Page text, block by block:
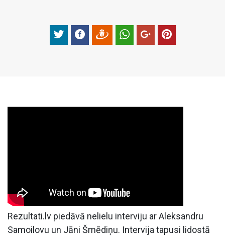
Rezultati.lv piedāvā nelielu interviju ar Aleksandru
Samoilovu un Jāni Šmēdiņu. Intervija tapusi lidostā